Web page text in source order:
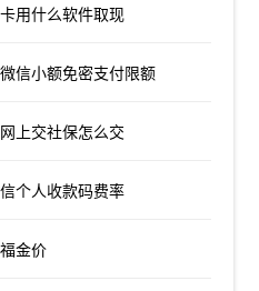
用什么软件取现
信小额免密支付限额
上交社保怎么交
个人收款码费率
金价